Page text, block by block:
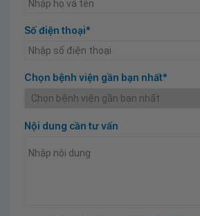
Số điện thoại*
Chọn bệnh viện gần bạn nhất*
Nội dung cần tư vấn